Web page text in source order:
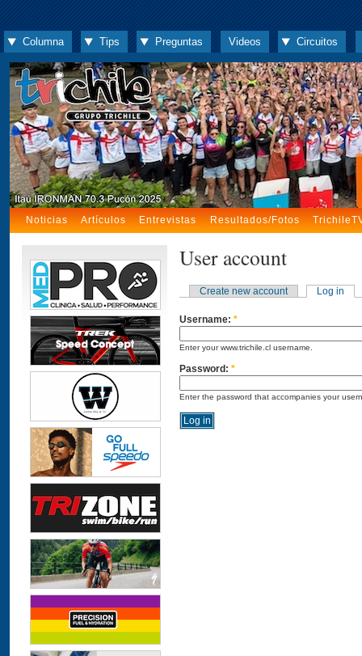
Columna Tips Preguntas Videos Circuitos
Noticias Artículos Entrevistas Resultados/Fotos
User account
Create new account Log in
Username: *
Enter your www.trichile.cl username.
Password: *
Enter the password that accompanies your